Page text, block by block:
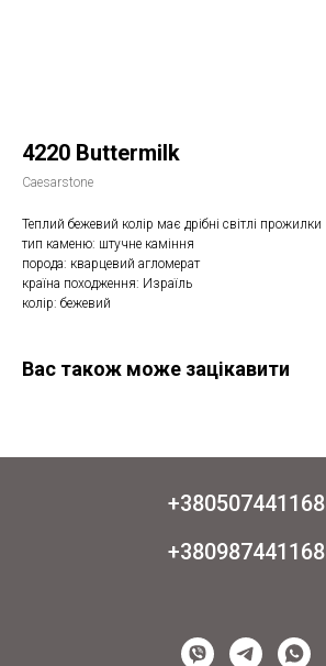
4220 Buttermilk
Caesarstone
Теплий бежевий колір має дрібні світлі прожилки
тип каменю: штучне каміння
порода: кварцевий агломерат
країна походження: Израїль
колір: бежевий
Вас також може зацікавити
+380507441168
+380987441168